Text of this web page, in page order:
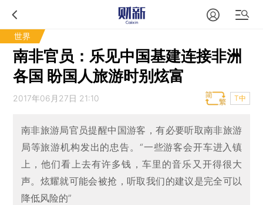
世界
南非官员：乐见中国基建连接非洲
各国 盼国人旅游时别炫富
2017年06月27日 21:10 T中
南非旅游局官员提醒中国游客，有必要听取南非旅游
局等旅游机构发出的忠告。“一些游客会开车进入镇
上，他们看上去有许多钱，车里的音乐又开得很大
声。炫耀就可能会被抢，听取我们的建议是完全可以
降低风险的”